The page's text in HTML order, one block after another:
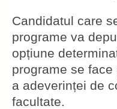
Candidatul care
programe va
opțiune
programe se
a adeverinței de
facultate.